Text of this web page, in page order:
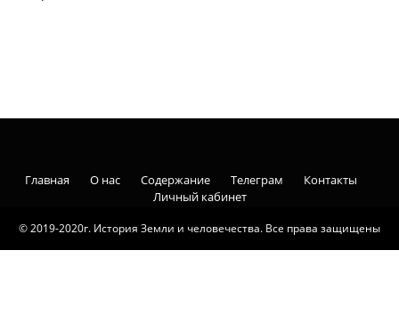
© 2019-2020г. История Земли и человечества. Все права защищены
Главная О нас Содержание Телеграм
Контакты
Личный кабинет